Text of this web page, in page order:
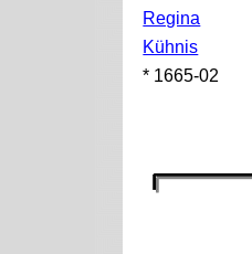
Regina
Kühnis
* 1665-02